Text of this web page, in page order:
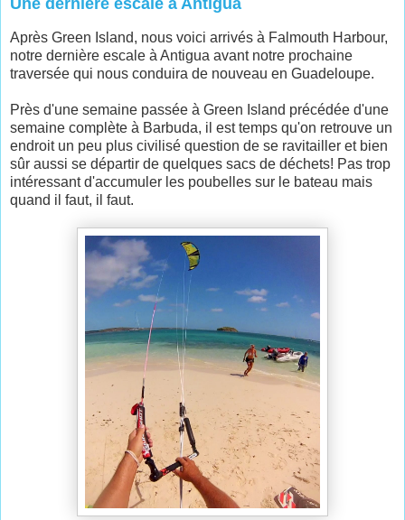
Une dernière escale à Antigua
Après Green Island, nous voici arrivés à Falmouth Harbour,
notre dernière escale à Antigua avant notre prochaine
traversée qui nous conduira de nouveau en Guadeloupe.
Près d'une semaine passée à Green Island précédée d'une
semaine complète à Barbuda, il est temps qu'on retrouve un
endroit un peu plus civilisé question de se ravitailler et bien
sûr aussi se départir de quelques sacs de déchets! Pas trop
intéressant d'accumuler les poubelles sur le bateau mais
quand il faut, il faut.